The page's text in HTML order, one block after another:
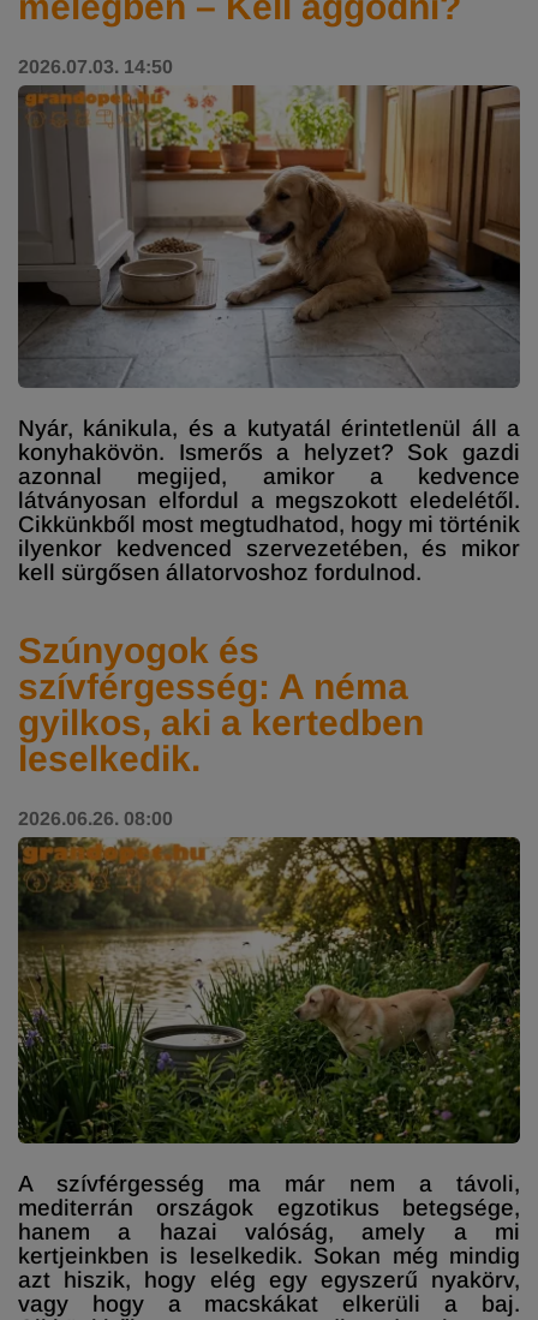
2026.07.03. 14:50
Nyár, kánikula, és a kutyatál érintetlenül áll a
konyhakövön. Ismerős a helyzet? Sok gazdi
azonnal megijed, amikor a kedvence
látványosan elfordul a megszokott eledelétől.
Cikkünkből most megtudhatod, hogy mi történik
ilyenkor kedvenced szervezetében, és mikor
kell sürgősen állatorvoshoz fordulnod.
Szúnyogok és
szívférgesség: A néma
gyilkos, aki a kertedben
leselkedik.
2026.06.26. 08:00
A szívférgesség ma már nem a távoli,
mediterrán országok egzotikus betegsége,
hanem a hazai valóság, amely a mi
kertjeinkben is leselkedik. Sokan még mindig
azt hiszik, hogy elég egy egyszerű nyakörv,
vagy hogy a macskákat elkerüli a baj.